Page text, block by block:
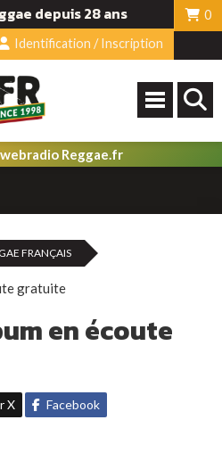
depuis 28 ans
0
Identification / Inscription
webradio Reggae.fr
FRANÇAIS
en écoute
X Facebook